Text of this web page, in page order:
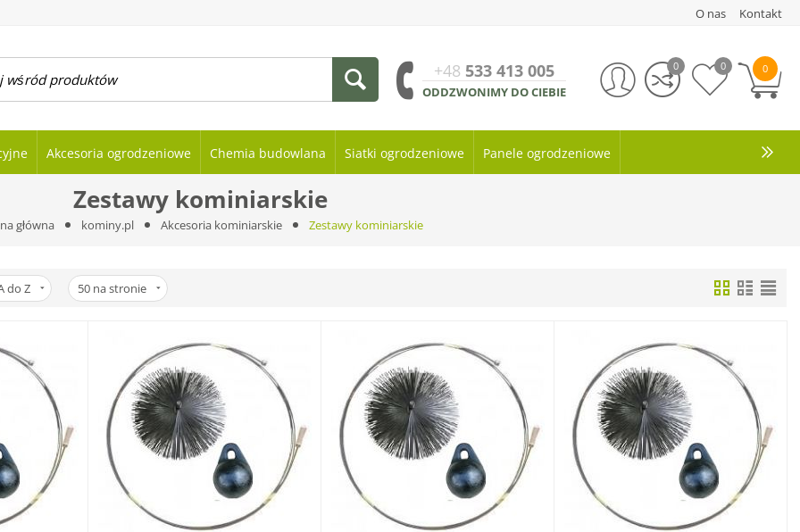
O nas Kontakt
+48 533 413 005
ODDZWONIMY DO CIEBIE
0
0 0
Akcesoria ogrodzeniowe Chemia budowlana Siatki ogrodzeniowe Panele ogrodzeniowe
Zestawy kominiarskie
główna kominy.pl Akcesoria kominiarskie Zestawy kominiarskie
do Z 50 na stronie